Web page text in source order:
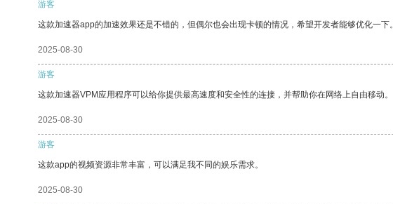
游客
这款加速器app的加速效果还是不错的，但偶尔也会出现卡顿的情况，希望开发者能够优化一下。
2025-08-30
游客
这款加速器VPM应用程序可以给你提供最高速度和安全性的连接，并帮助你在网络上自由移动。
2025-08-30
游客
这款app的视频资源非常丰富，可以满足我不同的娱乐需求。
2025-08-30